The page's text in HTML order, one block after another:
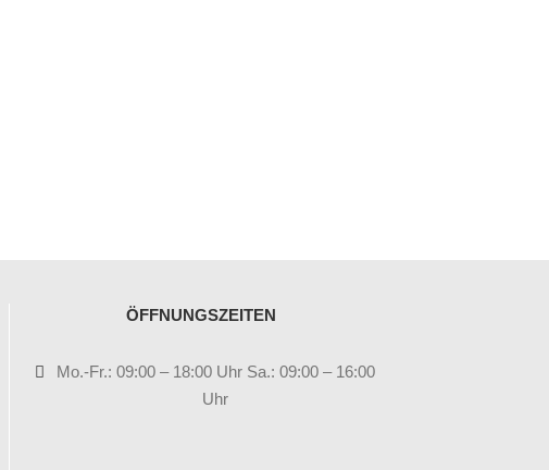
ÖFFNUNGSZEITEN
Mo.-Fr.: 09:00 – 18:00 Uhr Sa.: 09:00 – 16:00
Uhr